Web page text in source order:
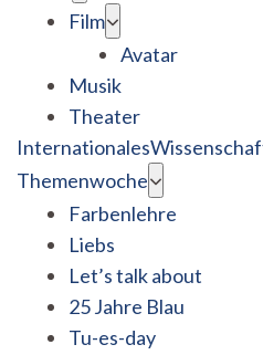
Film
Avatar
Musik
Theater
Internationales
Themenwoche
Farbenlehre
Liebs
Let’s talk about
25 Jahre Blau
Tu-es-day